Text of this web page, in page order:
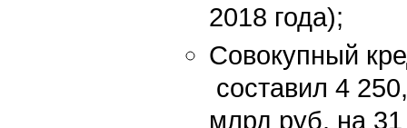
2018 года);
Совокупный
составил 4
млрд руб. на